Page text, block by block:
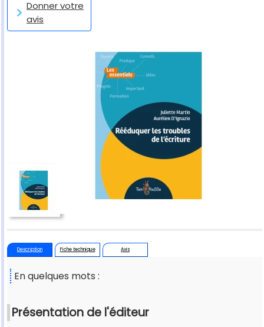
Donner votre
avis
Description Fiche technique Avis
En quelques mots :
Présentation de l'éditeur